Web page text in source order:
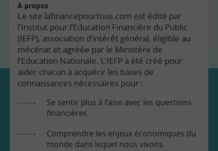
À propos
Le site lafinancepourtous.com est édité par
l’Institut pour l’Education Financière du Public
(IEFP), association d’intérêt général, éligible au
mécénat et agréée par le Ministère de
l’Education Nationale. L’IEFP a été créé pour
aider chacun à acquérir les bases de
connaissances nécessaires pour :
Se sentir plus à l’aise avec les questions
financières.
Comprendre les enjeux économiques du
monde dans lequel nous vivons.